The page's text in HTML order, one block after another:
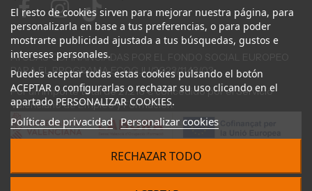
El resto de cookies sirven para mejorar nuestra página, para
personalizarla en base a tus preferencias, o para poder
mostrarte publicidad ajustada a tus búsquedas, gustos e
intereses personales.
Puedes aceptar todas estas cookies pulsando el botón
ACEPTAR o configurarlas o rechazar su uso clicando en el
apartado PERSONALIZAR COOKIES.
Política de privacidad Personalizar cookies
RECHAZAR TODO
AYUDAS COFINANCIADAS POR EL FONDO SOCIAL EUROPEO
PARA EL PROGRAMA ECOGJU/2023/1143/03
Por un importe total de 27.216 € concedido por el Servicio
Valenciano de Empleo y Formación.